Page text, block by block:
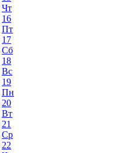
Чт
16
Пт
17
Сб
18
Вс
19
Пн
20
Вт
21
Ср
22